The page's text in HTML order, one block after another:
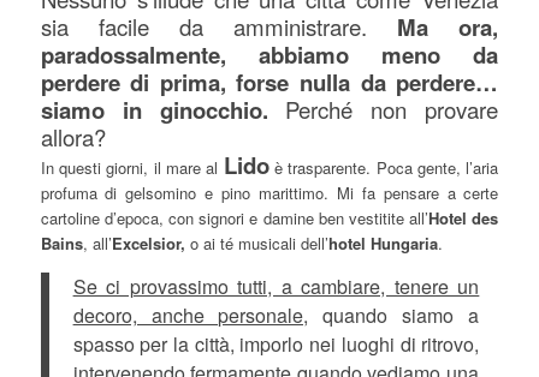
sia facile da amministrare. Ma ora,
paradossalmente, abbiamo meno da
perdere di prima, forse nulla da perdere…
siamo in ginocchio. Perché non provare
allora?
In questi giorni, il mare al Lidoè trasparente. Poca gente, l’aria
profuma di gelsomino e pino marittimo. Mi fa pensare a certe
cartoline d’epoca, con signori e damine ben vestitite all’Hotel des
Bains, all’Excelsior, o ai té musicali dell’hotel Hungaria.
Se ci provassimo tutti, a cambiare, tenere un
decoro, anche personale, quando siamo a
spasso per la città, imporlo nei luoghi di ritrovo,